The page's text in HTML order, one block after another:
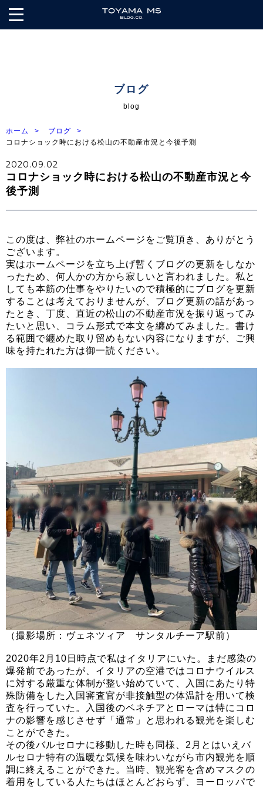
株式会
山MS
ビル
ディ
ブログ
blog
ホーム
ブログ
コロナショック時における松山の不動産市況と今後予測
2020.09.02
コロナショック時における松山の不動産市況と今
後予測
この度は、弊社のホームページをご覧頂き、ありがとう
ございます。
実はホームページを立ち上げ暫くブログの更新をしなか
ったため、何人かの方から寂しいと言われました。私と
しても本筋の仕事をやりたいので積極的にブログを更新
することは考えておりませんが、ブログ更新の話があっ
たとき、丁度、直近の松山の不動産市況を振り返ってみ
たいと思い、コラム形式で本文を纏めてみました。書け
る範囲で纏めた取り留めもない内容になりますが、ご興
味を持たれた方は御一読ください。
（撮影場所：ヴェネツィア サンタルチーア駅前）
2020年2月10日時点で私はイタリアにいた。まだ感染の
爆発前であったが、イタリアの空港ではコロナウイルス
に対する厳重な体制が整い始めていて、入国にあたり特
殊防備をした入国審査官が非接触型の体温計を用いて検
査を行っていた。入国後のベネチアとローマは特にコロ
ナの影響を感じさせず「通常」と思われる観光を楽しむ
ことができた。
その後バルセロナに移動した時も同様、2月とはいえバ
ルセロナ特有の温暖な気候を味わいながら市内観光を順
調に終えることができた。当時、観光客を含めマスクの
着用をしている人たちはほとんどおらず、ヨーロッパで